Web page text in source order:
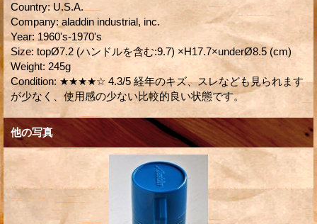
Country: U.S.A.
Company: aladdin industrial, inc.
Year: 1960's-1970's
Size: topØ7.2 (ハンドルを含む:9.7) ×H17.7×underØ8.5 (cm)
Weight: 245g
Condition: ★★★★☆ 4.3/5 経年のキズ、スレなども見られます
が少なく、使用感の少ない比較的良い状態です。
他の写真